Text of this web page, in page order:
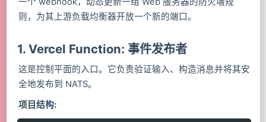
则，为其上游负载均衡器开放一个新的端口。
1. Vercel Function: 事件发布者
这是控制平面的入口。它负责验证输入、构造消息并将其安
全地发布到 NATS。
项目结构: